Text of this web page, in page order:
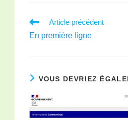
Article précédent
En première ligne
VOUS DEVRIEZ